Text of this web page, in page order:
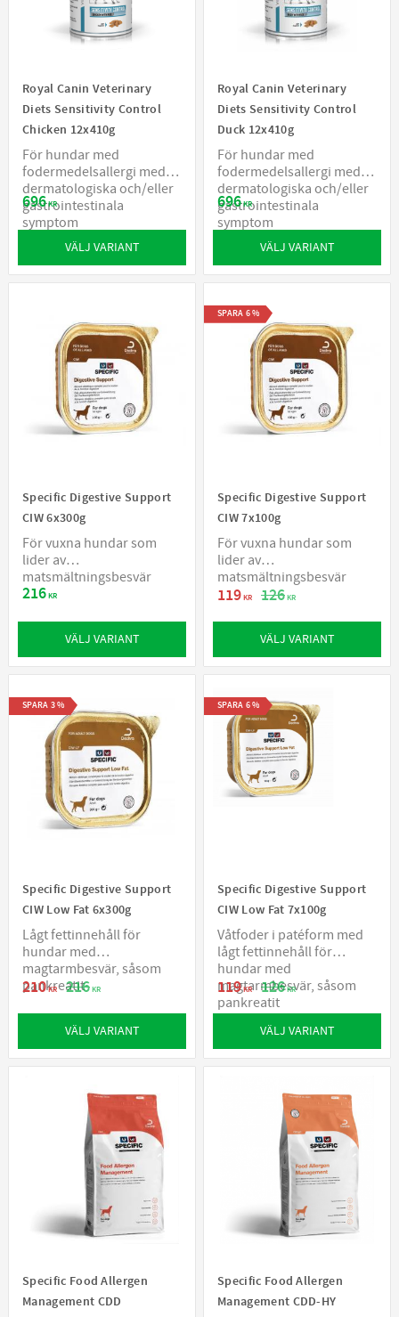
Royal Canin Veterinary
Diets Sensitivity Control
Chicken 12x410g
För hundar med
fodermedelsallergi med
dermatologiska och/eller
gastrointestinala
symptom
696KR
VÄLJ VARIANT
Royal Canin Veterinary
Diets Sensitivity Control
Duck 12x410g
För hundar med
fodermedelsallergi med
dermatologiska och/eller
gastrointestinala
symptom
696KR
VÄLJ VARIANT
Specific Digestive Support
CIW 6x300g
För vuxna hundar som
lider av
matsmältningsbesvär
216KR
VÄLJ VARIANT
Specific Digestive Support
CIW 7x100g
För vuxna hundar som
lider av
matsmältningsbesvär
119KR 126KR
SPARA 6%
VÄLJ VARIANT
Specific Digestive Support
CIW Low Fat 6x300g
Lågt fettinnehåll för
hundar med
magtarmbesvär, såsom
pankreatit
210KR 216KR
SPARA 3%
VÄLJ VARIANT
Specific Digestive Support
CIW Low Fat 7x100g
Våtfoder i patéform med
lågt fettinnehåll för
hundar med
magtarmbesvär, såsom
pankreatit
119KR 126KR
SPARA 6%
VÄLJ VARIANT
Specific Food Allergen
Management CDD
Specific Food Allergen
Management CDD-HY